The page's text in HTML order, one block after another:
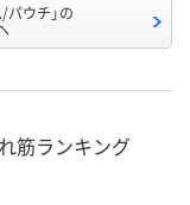
ウチ」の
筋ランキング